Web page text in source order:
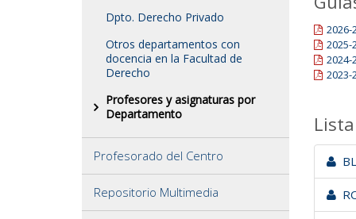
Dpto. Derecho Privado
Otros departamentos con
docencia en la Facultad de
Derecho
Profesores y asignaturas por
Departamento
Profesorado del Centro
Repositorio Multimedia
2026-
2025-
2024-
2023-